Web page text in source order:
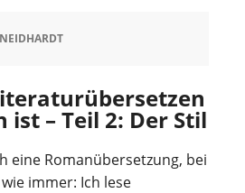
ist – Teil 2: Der Stil
eine Romanübersetzung, bei
immer: Ich lese